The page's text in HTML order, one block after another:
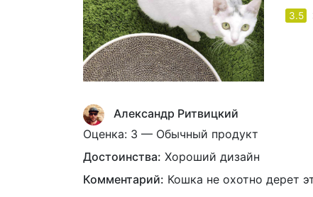
3.5
Александр Ритвицкий
Оценка: 3 — Обычный продукт
Достоинства: Хороший дизайн
Комментарий: Кошка не охотно дерет